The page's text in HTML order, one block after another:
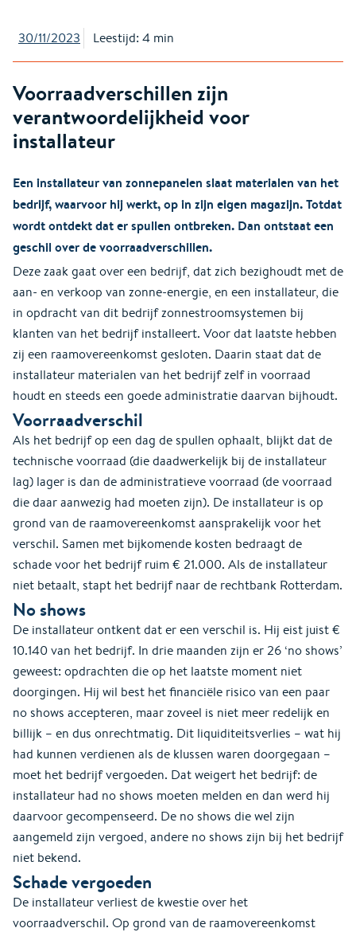
30/11/2023 Leestijd: 4 min
Voorraadverschillen zijn
verantwoordelijkheid voor
installateur
Een installateur van zonnepanelen slaat materialen van het
bedrijf, waarvoor hij werkt, op in zijn eigen magazijn. Totdat
wordt ontdekt dat er spullen ontbreken. Dan ontstaat een
geschil over de voorraadverschillen.
Deze zaak gaat over een bedrijf, dat zich bezighoudt met de
aan- en verkoop van zonne-energie, en een installateur, die
in opdracht van dit bedrijf zonnestroomsystemen bij
klanten van het bedrijf installeert. Voor dat laatste hebben
zij een raamovereenkomst gesloten. Daarin staat dat de
installateur materialen van het bedrijf zelf in voorraad
houdt en steeds een goede administratie daarvan bijhoudt.
Voorraadverschil
Als het bedrijf op een dag de spullen ophaalt, blijkt dat de
technische voorraad (die daadwerkelijk bij de installateur
lag) lager is dan de administratieve voorraad (de voorraad
die daar aanwezig had moeten zijn). De installateur is op
grond van de raamovereenkomst aansprakelijk voor het
verschil. Samen met bijkomende kosten bedraagt de
schade voor het bedrijf ruim € 21.000. Als de installateur
niet betaalt, stapt het bedrijf naar de rechtbank Rotterdam.
No shows
De installateur ontkent dat er een verschil is. Hij eist juist €
10.140 van het bedrijf. In drie maanden zijn er 26 ‘no shows’
geweest: opdrachten die op het laatste moment niet
doorgingen. Hij wil best het financiële risico van een paar
no shows accepteren, maar zoveel is niet meer redelijk en
billijk – en dus onrechtmatig. Dit liquiditeitsverlies – wat hij
had kunnen verdienen als de klussen waren doorgegaan –
moet het bedrijf vergoeden. Dat weigert het bedrijf: de
installateur had no shows moeten melden en dan werd hij
daarvoor gecompenseerd. De no shows die wel zijn
aangemeld zijn vergoed, andere no shows zijn bij het bedrijf
niet bekend.
Schade vergoeden
De installateur verliest de kwestie over het
voorraadverschil. Op grond van de raamovereenkomst